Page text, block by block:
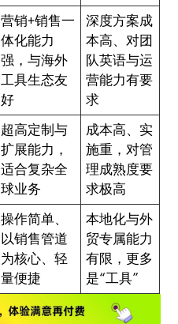
营销+销售一
体化能力
强，与海外
工具生态友
好
深度方案成
本高、对团
队英语与运
营能力有要
求
超高定制与
扩展能力，
适合复杂全
球业务
成本高、实
施重，对管
理成熟度要
求极高
操作简单、
以销售管道
为核心、轻
量便捷
本地化与外
贸专属能力
有限，更多
是“工具”